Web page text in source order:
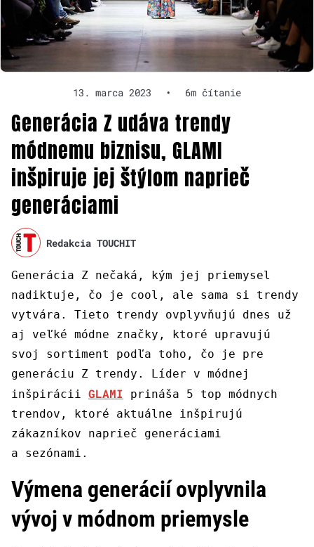
13. marca 2023 • 6m čítanie
Generácia Z udáva trendy
módnemu biznisu, GLAMI
inšpiruje jej štýlom naprieč
generáciami
Redakcia TOUCHIT
Generácia Z nečaká, kým jej priemysel
nadiktuje, čo je cool, ale sama si trendy
vytvára. Tieto trendy ovplyvňujú dnes už
aj veľké módne značky, ktoré upravujú
svoj sortiment podľa toho, čo je pre
generáciu Z trendy. Líder v módnej
inšpirácii GLAMI
prináša 5 top módnych
trendov, ktoré aktuálne inšpirujú
zákazníkov naprieč generáciami
a sezónami.
Výmena generácií ovplyvnila
vývoj v módnom priemysle